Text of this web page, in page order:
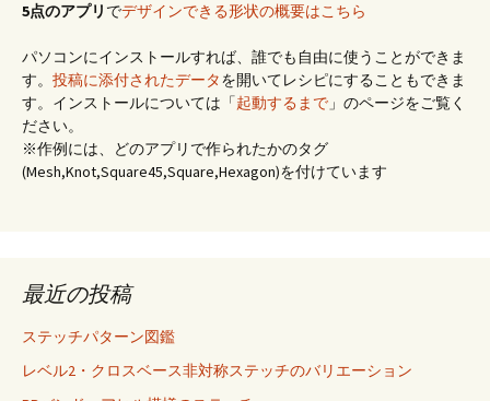
5点のアプリ でデザインできる形状の概要はこちら
パソコンにインストールすれば、誰でも自由に使うことができま
す。 投稿に添付されたデータを開いてレシピにすることもできま
す。インストールについては「起動するまで 」のページをご覧く
ださい。
※作例には、どのアプリで作られたかのタグ
(Mesh,Knot,Square45,Square,Hexagon)を付けています
最近の投稿
ステッチパターン図鑑
レベル2・クロスベース非対称ステッチのバリエーション